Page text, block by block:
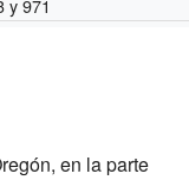
y 971
en la parte